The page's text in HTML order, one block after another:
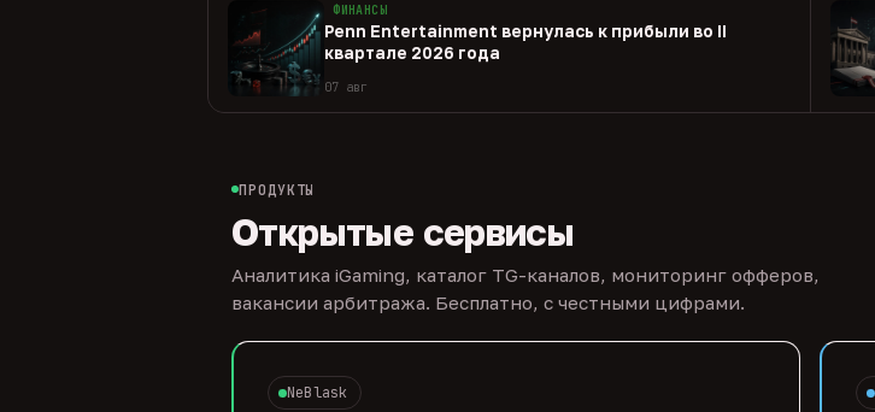
ФИНАНСЫ
Penn Entertainment вернулась к прибыли во II
квартале 2026 года
07 авг
ПРОДУКТЫ
Открытые сервисы
Аналитика iGaming, каталог TG-каналов, мониторинг офферов,
вакансии арбитража. Бесплатно, с честными цифрами.
NeBlask